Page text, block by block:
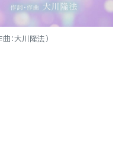
曲：大川隆法）